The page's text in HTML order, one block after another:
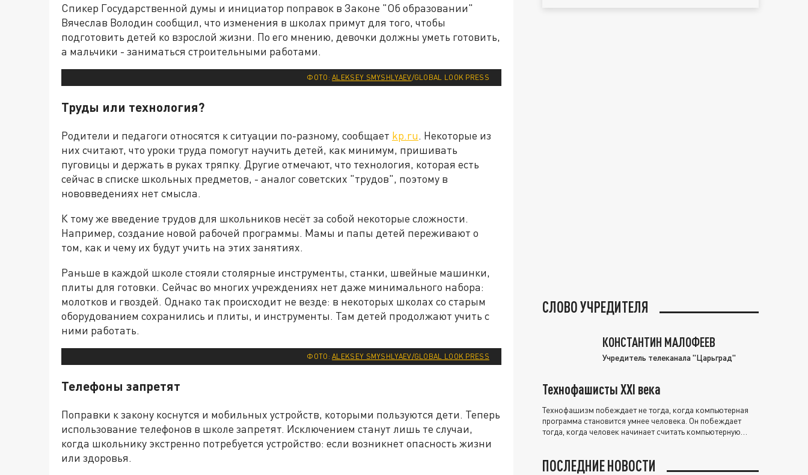
Спикер Государственной думы и инициатор поправок в Законе "Об образовании"
Вячеслав Володин сообщил, что изменения в школах примут для того, чтобы
подготовить детей ко взрослой жизни. По его мнению, девочки должны уметь готовить,
а мальчики - заниматься строительными работами.
ФОТО:ALEKSEY SMYSHLYAEV/GLOBAL LOOK PRESS
Труды или технология?
Родители и педагоги относятся к ситуации по-разному, сообщает kp.ru. Некоторые из
них считают, что уроки труда помогут научить детей, как минимум, пришивать
пуговицы и держать в руках тряпку. Другие отмечают, что технология, которая есть
сейчас в списке школьных предметов, - аналог советских "трудов", поэтому в
нововведениях нет смысла.
К тому же введение трудов для школьников несёт за собой некоторые сложности.
Например, создание новой рабочей программы. Мамы и папы детей переживают о
том, как и чему их будут учить на этих занятиях.
Раньше в каждой школе стояли столярные инструменты, станки, швейные машинки,
плиты для готовки. Сейчас во многих учреждениях нет даже минимального набора:
молотков и гвоздей. Однако так происходит не везде: в некоторых школах со старым
оборудованием сохранились и плиты, и инструменты. Там детей продолжают учить с
ними работать.
ФОТО:ALEKSEY SMYSHLYAEV/GLOBAL LOOK PRESS
Телефоны запретят
Поправки к закону коснутся и мобильных устройств, которыми пользуются дети. Теперь
использование телефонов в школе запретят. Исключением станут лишь те случаи,
когда школьнику экстренно потребуется устройство: если возникнет опасность жизни
или здоровья.
СЛОВО УЧРЕДИТЕЛЯ
КОНСТАНТИН МАЛОФЕЕВ
Учредитель телеканала "Царьград"
Технофашисты XXI века
Технофашизм побеждает не тогда, когда компьютерная
программа становится умнее человека. Он побеждает
тогда, когда человек начинает считать компьютерную
ПОСЛЕДНИЕ НОВОСТИ